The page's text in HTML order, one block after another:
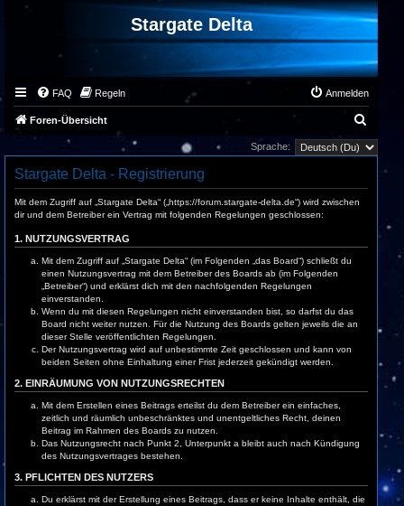
Stargate Delta
FAQ Regeln Anmelden
Foren-Übersicht
u
Sprache:
Stargate Delta - Registrierung
Mit dem Zugriff auf „Stargate Delta“ („https://forum.stargate-delta.de“) wird zwischen
dir und dem Betreiber ein Vertrag mit folgenden Regelungen geschlossen:
1. NUTZUNGSVERTRAG
Mit dem Zugriff auf „Stargate Delta“ (im Folgenden „das Board“) schließt du
einen Nutzungsvertrag mit dem Betreiber des Boards ab (im Folgenden
„Betreiber“) und erklärst dich mit den nachfolgenden Regelungen
einverstanden.
Wenn du mit diesen Regelungen nicht einverstanden bist, so darfst du das
Board nicht weiter nutzen. Für die Nutzung des Boards gelten jeweils die an
dieser Stelle veröffentlichten Regelungen.
Der Nutzungsvertrag wird auf unbestimmte Zeit geschlossen und kann von
beiden Seiten ohne Einhaltung einer Frist jederzeit gekündigt werden.
2. EINRÄUMUNG VON NUTZUNGSRECHTEN
Mit dem Erstellen eines Beitrags erteilst du dem Betreiber ein einfaches,
zeitlich und räumlich unbeschränktes und unentgeltliches Recht, deinen
Beitrag im Rahmen des Boards zu nutzen.
Das Nutzungsrecht nach Punkt 2, Unterpunkt a bleibt auch nach Kündigung
des Nutzungsvertrages bestehen.
3. PFLICHTEN DES NUTZERS
Du erklärst mit der Erstellung eines Beitrags, dass er keine Inhalte enthält, die